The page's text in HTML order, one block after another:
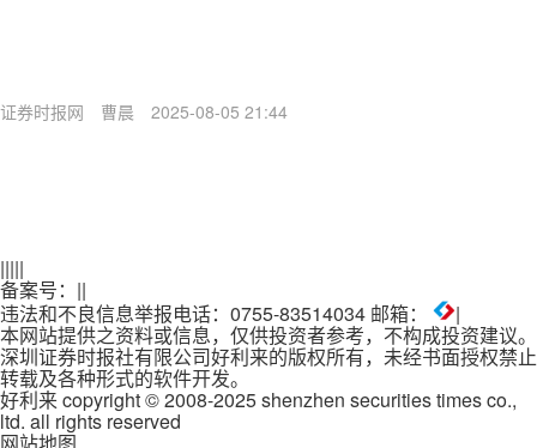
证券时报网 曹晨 2025-08-05 21:44
|||||
备案号： ||
违法和不良信息举报电话：0755-83514034 邮箱：
|
本网站提供之资料或信息，仅供投资者参考，不构成投资建议。
深圳证券时报社有限公司好利来的版权所有，未经书面授权禁止
转载及各种形式的软件开发。
好利来 copyright © 2008-2025 shenzhen securities times co.,
ltd. all rights reserved
网站地图